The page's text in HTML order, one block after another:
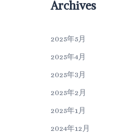
Archives
2025年5月
2025年4月
2025年3月
2025年2月
2025年1月
2024年12月